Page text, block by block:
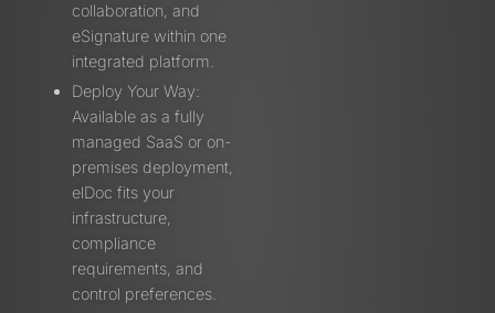
collaboration, and
eSignature within one
integrated platform.
Deploy Your Way:
Available as a fully
managed SaaS or on-
premises deployment,
elDoc fits your
infrastructure,
compliance
requirements, and
control preferences.